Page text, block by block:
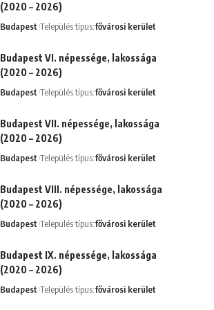
(2020 – 2026)
Budapest Település típus:fővárosi kerület
Budapest VI. népessége, lakossága
(2020 – 2026)
Budapest Település típus:fővárosi kerület
Budapest VII. népessége, lakossága
(2020 – 2026)
Budapest Település típus:fővárosi kerület
Budapest VIII. népessége, lakossága
(2020 – 2026)
Budapest Település típus:fővárosi kerület
Budapest IX. népessége, lakossága
(2020 – 2026)
Budapest Település típus:fővárosi kerület